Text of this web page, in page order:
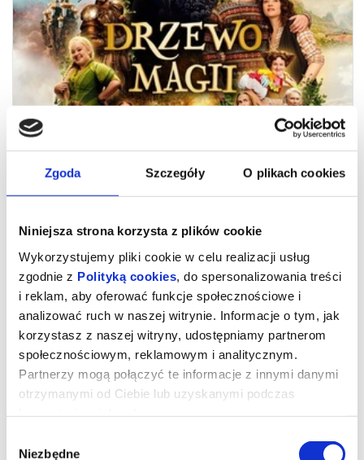
Zgoda Szczegóły O plikach cookies
Niniejsza strona korzysta z plików cookie
Wykorzystujemy pliki cookie w celu realizacji usług
zgodnie z Polityką cookies , do spersonalizowania treści
i reklam, aby oferować funkcje społecznościowe i
analizować ruch w naszej witrynie. Informacje o tym, jak
korzystasz z naszej witryny, udostępniamy partnerom
społecznościowym, reklamowym i analitycznym.
Partnerzy mogą połączyć te informacje z innymi danymi
otrzymanymi od Ciebie lub uzyskanymi podczas
zgody
Niezbędne
DRZEWO MAGII - 2D dubbing
Spektakularna i pełna ciepła ekranizacja na podstawie uwielbianej
serii książek dla dzieci autorstwa Enit Blydon. W barwnej opowieści
do Oscara Andrew Garfield („Sztuka pięknego życia”, „Spider Man:
Crown”). Towarzyszą im m.in. Nicola Coughlan – gwiazda serialu
„Bridgertonowie”, hipnotyzująca w „Diunie” Rebecca Ferguson